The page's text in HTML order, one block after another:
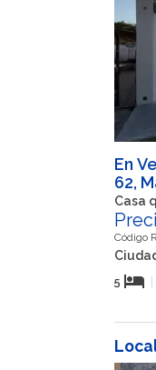
En
62,
Casa
Código
5 hotel |